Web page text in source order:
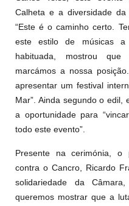
Calheta e a diversidade
“Este é o caminho certo.
este estilo de músicas
habituada, mostrou
marcámos a nossa
apresentar um festival
Mar”. Ainda segundo o edil,
a oportunidade para
todo este evento”.
Presente na cerimónia, o
contra o Cancro, Ricardo
solidariedade da
queremos mostrar que a